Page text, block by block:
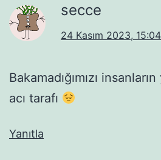
secce
24 Kasım 2023, 15:04
Bakamadığımızı
acı tarafı
Yanıtla